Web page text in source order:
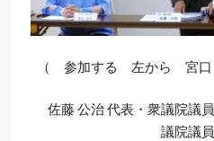
（ 参加する 左から 宮口
佐藤 公治 代表・衆議院議
議院議